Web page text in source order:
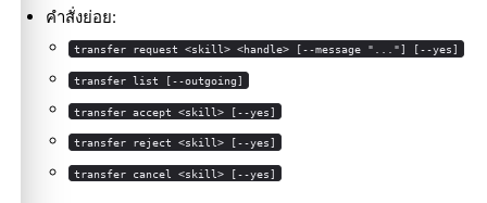
คำสั่งย่อย:
transfer request <skill> <handle> [--message "..."] [--yes]
transfer list [--outgoing]
transfer accept <skill> [--yes]
transfer reject <skill> [--yes]
transfer cancel <skill> [--yes]